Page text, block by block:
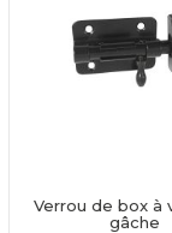
Verrou de box à
gâche